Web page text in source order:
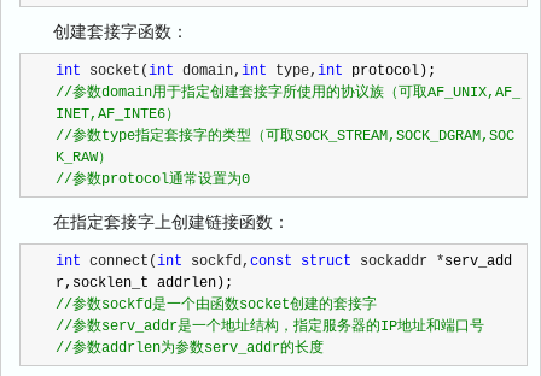
创建套接字函数：
int socket(int domain, int type, int
//参数domain用于指定创建套接字所使用的协议族（可取AF_UNIX,AF_
//参数type指定套接字的类型（可取SOCK_STREAM,SOCK_DGRAM,SOC
//参数protocol通常设置为0
在指定套接字上创建链接函数：
int connect(int sockfd, const struct sockaddr *serv_add
//
//
//参数addrlen为参数serv_addr的长度